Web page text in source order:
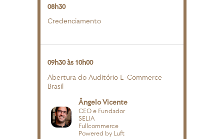
08h30
Credenciamento
09h30 às 10h00
Abertura do Auditório E-Commerce
Brasil
Ângelo Vicente
CEO e Fundador
SELIA
Fullcommerce
Powered by Luft